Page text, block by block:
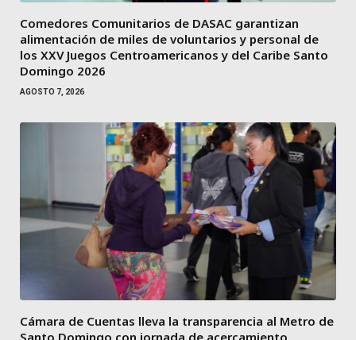
Comedores Comunitarios de DASAC garantizan
alimentación de miles de voluntarios y personal de
los XXV Juegos Centroamericanos y del Caribe Santo
Domingo 2026
AGOSTO 7, 2026
Cámara de Cuentas lleva la transparencia al Metro de